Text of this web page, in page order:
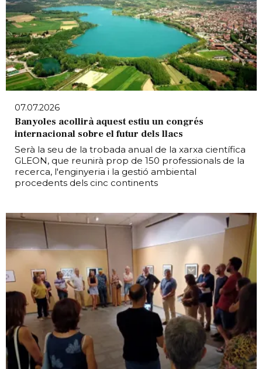
07.07.2026
Banyoles acollirà aquest estiu un congrés
internacional sobre el futur dels llacs
Serà la seu de la trobada anual de la xarxa científica
GLEON, que reunirà prop de 150 professionals de la
recerca, l'enginyeria i la gestió ambiental
procedents dels cinc continents